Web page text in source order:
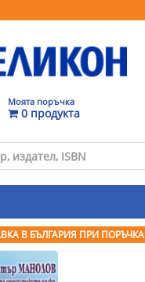
Моята поръчка
0 продукта
В БЪЛГАРИЯ ПРИ ПОРЪЧКА